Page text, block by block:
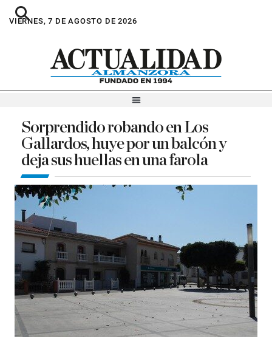
VIERNES, 7 DE AGOSTO DE 2026
Sorprendido robando en Los
Gallardos, huye por un balcón y
deja sus huellas en una farola